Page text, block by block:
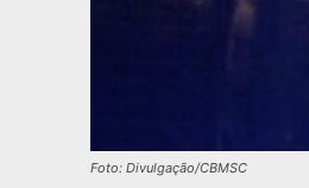
Foto: Divulgação/CBMSC